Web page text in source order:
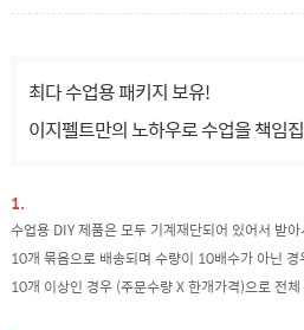
최다 수업용 패키지 보유!
이지펠트만의 노하우로 수업을 책임
1.
수업용 DIY 제품은 모두 기계재단되어 있어서 받
10개 묶음으로 배송되며 수량이 10배수가 아닌
10개 이상인 경우 (주문수량 X 한개가격)으로 전